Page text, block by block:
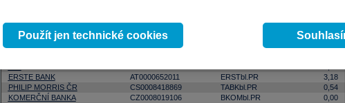
06.08.2026 0:00:00
Název ISIN
ERSTE BANK
AT0000652011 ERSTbl.PR
3,18
PHILIP MORRIS ČR
CS0008418869 TABKbl.PR
0,54
KOMERČNÍ BANKA
CZ0008019106 BKOMbl.PR
0,00
Použít jen technické cookies